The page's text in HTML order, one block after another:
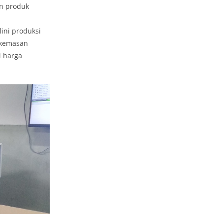
produk
produksi
harga